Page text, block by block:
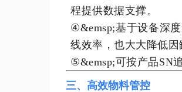
程提供数据支撑。
④&emsp;基于设备深
线效率，也大大降低因
⑤&emsp;可按产品SN
三、高效物料管控